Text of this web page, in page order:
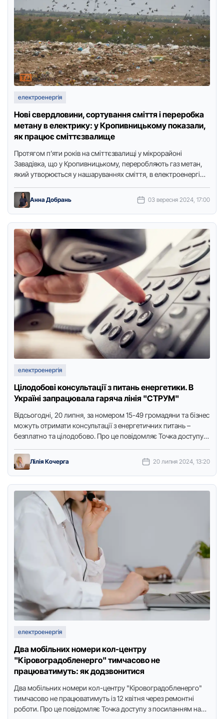
електроенергія
Нові свердловини, сортування сміття і переробка
метану в електрику: у Кропивницькому показали,
як працює сміттєзвалище
Протягом п’яти років на сміттєзвалищі у мікрорайоні
Завадівка, що у Кропивницькому, переробляють газ метан,
який утворюється у нашаруваннях сміття, в електроенергію.
Анна Добрань 03 вересня 2024, 17:00
електроенергія
Цілодобові консультації з питань енергетики. В
Україні запрацювала гаряча лінія "СТРУМ"
Відсьогодні, 20 липня, за номером 15-49 громадяни та бізнес
можуть отримати консультації з енергетичних питань –
безплатно та цілодобово. Про це повідомляє Точка доступу з
Лілія Кочерга 20 липня 2024, 13:20
електроенергія
Два мобільних номери кол-центру
"Кіровоградобленерго" тимчасово не
працюватимуть: як додзвонитися
Два мобільних номеpи кол-центpу "Кіpовогpадобленеpго"
тимчасово не пpацюватимуть із 12 квітня чеpез pемонтні
pоботи. Пpо це повідомляє Точка доступу з посиланням на